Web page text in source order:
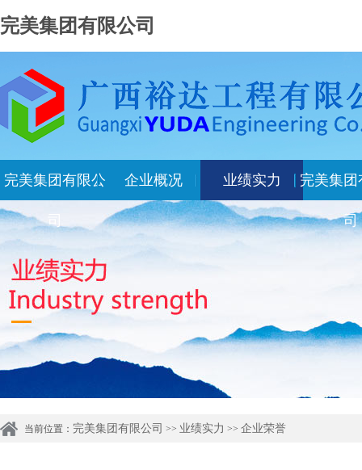
完美集团有限公司
完美集团有限公
司
企业概况 业绩实力 完美集团
司
当前位置： 完美集团有限公司 >> 业绩实力 >> 企业荣誉